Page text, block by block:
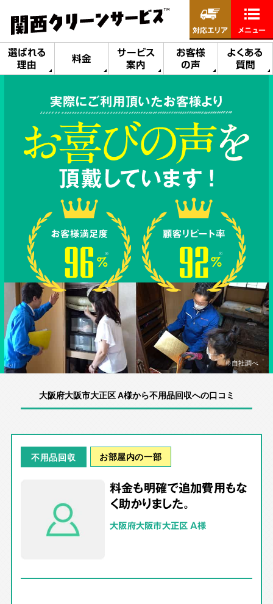
選ばれる
理由
料金
サービス
案内
お客様
の声
よくある
質問
対応エリア メニュー
実際にご利用頂いたお客様より
※自社調べ
大阪府大阪市大正区 A様から不用品回収への口コミ
不用品回収 お部屋内の一部
料金も明確で追加費用もな
く助かりました。
大阪府大阪市大正区 A様